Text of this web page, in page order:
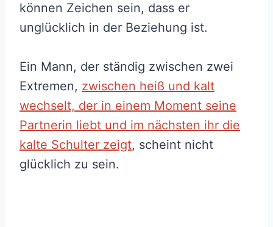
können Zeichen sein, dass er
unglücklich in der Beziehung ist.
Ein Mann, der ständig zwischen zwei
Extremen, zwischen heiß und kalt
wechselt, der in einem Moment seine
Partnerin liebt und im nächsten ihr die
kalte Schulter zeigt, scheint nicht
glücklich zu sein.